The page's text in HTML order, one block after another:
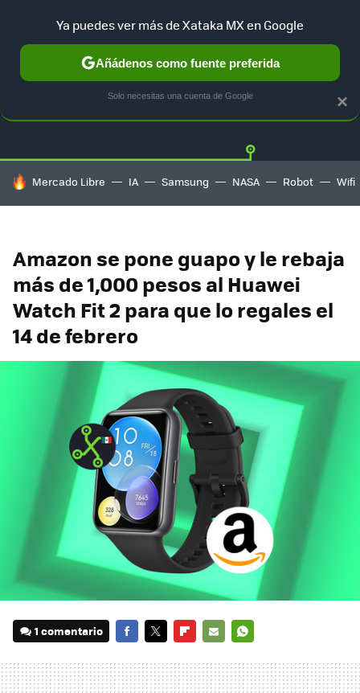
GUÍA DE COMPRAS MERCADO LIBRE
HOY SE HABLA DE
Mercado Libre IA Samsung NASA Robot Wifi
Amazon se pone guapo y le rebaja
más de 1,000 pesos al Huawei
Watch Fit 2 para que lo regales el
14 de febrero
1 comentario
MAIL
×
Ya puedes ver más de Xataka MX en Google
Añádenos como fuente preferida
Solo necesitas una cuenta de Google